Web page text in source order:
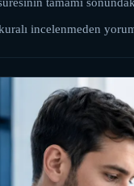
incelenmeden